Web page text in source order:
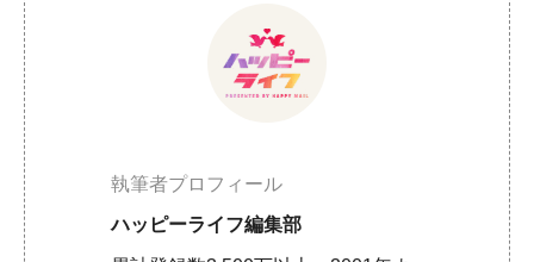
執筆者プロフィール
ハッピーライフ編集部